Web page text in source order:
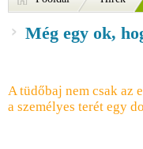
Még egy ok,
A tüdőbaj nem csak az
a személyes terét egy